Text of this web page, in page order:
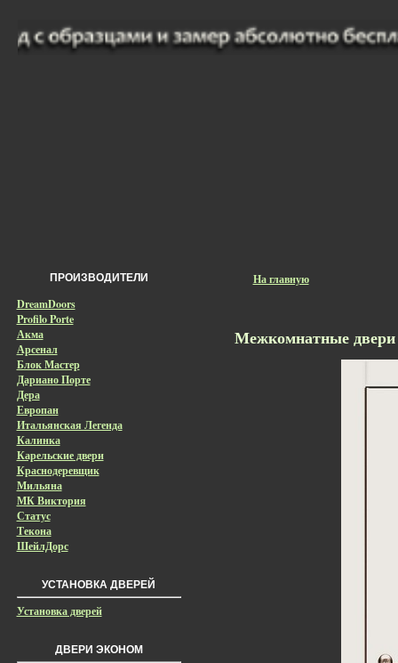
ПРОИЗВОДИТЕЛИ
DreamDoors
Profilo Porte
Акма
Арсенал
Блок Мастер
Дариано Порте
Дера
Европан
Итальянская Легенда
Калинка
Карельские двери
Краснодеревщик
Мильяна
МК Виктория
Статус
Текона
ШейлДорс
УСТАНОВКА ДВЕРЕЙ
Установка дверей
ДВЕРИ ЭКОНОМ
На главную
Межкомнатные двери